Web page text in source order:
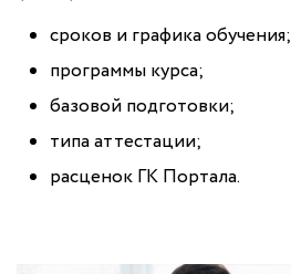
сроков и графика обучения;
программы курса;
базовой подготовки;
типа аттестации;
расценок ГК Портала.